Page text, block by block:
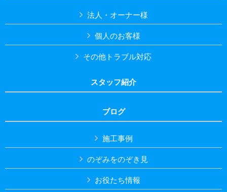
法人・オーナー様
個人のお客様
その他トラブル対応
スタッフ紹介
ブログ
施工事例
のぞみをのぞき見
お役たち情報